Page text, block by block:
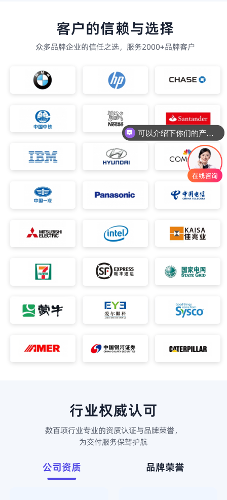
客户的信赖与选择
众多品牌企业的信任之选，服务2000+品牌客户
行业权威认可
数百项行业专业的资质认证与品牌荣誉，
为交付服务保驾护航
公司资质 品牌荣誉
可以介绍下你们的产品么
你们是怎么收费的呢